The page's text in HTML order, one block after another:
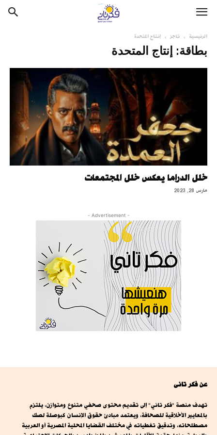
الرئيسية تاجز إنتاج المتحدة
بطاقة: إنتاج المتحدة
خلل الدراما يعكس خلل المجتمعات
مارس 28, 2023
- Advertisement -
عن فكر تانى
تهدف منصة "فكر تاني" إلى تقديم محتوى صحفي متنوع ومتوازن، يلتزم
بالمعايير الأخلاقية للصحافة، ويعتمد مبادئ حقوق الإنسان كبوصلة لصك
مصطلحاته، وتدقيق تغطياته في مختلف القضايا المحلية المصرية أو العربية